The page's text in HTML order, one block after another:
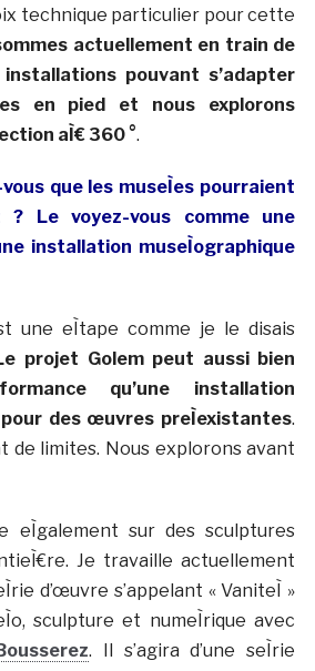
technique particulier pour cette
actuellement en train de
pouvant s’adapter
en pied et nous explorons
aÌ€ 360 °.
que les museÌes pourraient
Le voyez-vous comme une
installation museÌographique
une eÌtape comme je le disais
projet Golem peut aussi bien
qu’une installation
pour des œuvres preÌexistantes.
de limites. Nous explorons avant
eÌgalement sur des sculptures
Je travaille actuellement
d’œuvre s’appelant « VaniteÌ »
sculpture et numeÌrique avec
. Il s’agira d’une seÌrie